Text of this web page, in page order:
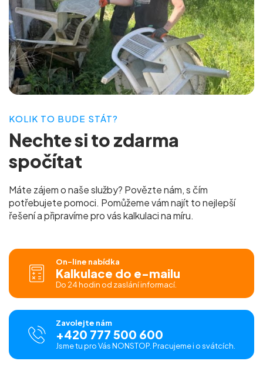
KOLIK TO BUDE STÁT?
Nechte si tozdarma
spočítat
Máte zájem o naše služby? Povězte nám, s čím
potřebujete pomoci. Pomůžeme vám najít to nejlepší
řešení a připravíme pro váskalkulaci na míru.
On-line nabídka
Kalkulace do e-mailu
Do 24 hodin od zaslání informací.
Zavolejte nám
+420 777 500 600
Jsme tu pro Vás NONSTOP. Pracujeme i o svátcích.